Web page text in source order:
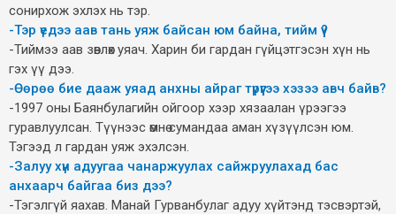
сонирхож эхлэх нь тэр.
-Тэр үедээ аав тань уяж байсан юм байна, тийм үү?
-Тиймээ аав зөвлөх уяач. Харин би гардан гүйцэтгэсэн хүн нь
гэх үү дээ.
-Өөрөө бие дааж уяад анхны айраг түрүүгээ хэзээ авч байв?
-1997 оны Баянбулагийн ойгоор хээр хязаалан үрээгээ
гуравлуулсан. Түүнээс өмнө сумандаа аман хүзүүлсэн юм.
Тэгээд л гардан уяж эхэлсэн.
-Залуу хүн адуугаа чанаржуулах сайжруулахад бас
анхаарч байгаа биз дээ?
-Тэгэлгүй яахав. Манай Гурванбулаг адуу хүйтэнд тэсвэртэй,